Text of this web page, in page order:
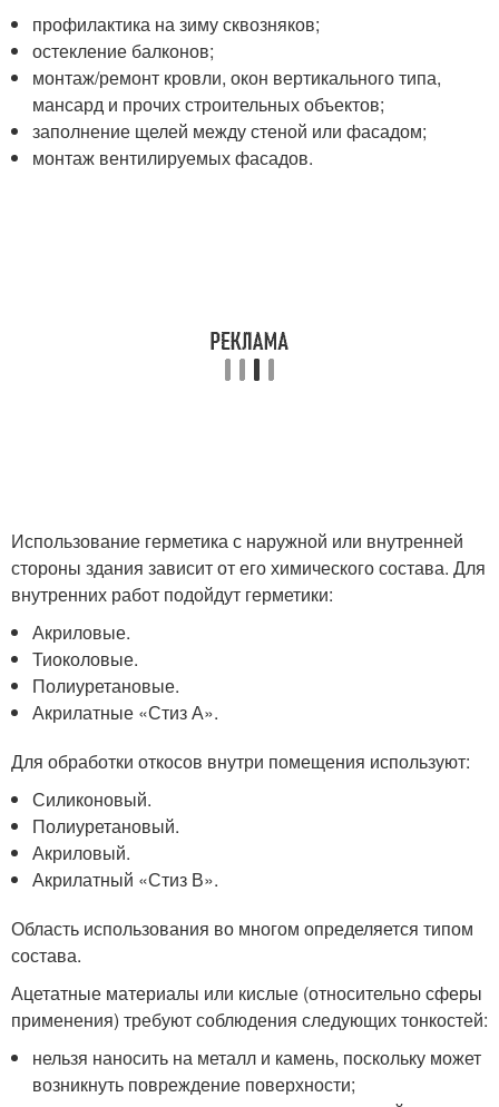
профилактика на зиму сквозняков;
остекление балконов;
монтаж/ремонт кровли, окон вертикального типа,
мансард и прочих строительных объектов;
заполнение щелей между стеной или фасадом;
монтаж вентилируемых фасадов.
Использование герметика с наружной или внутренней
стороны здания зависит от его химического состава. Для
внутренних работ подойдут герметики:
Акриловые.
Тиоколовые.
Полиуретановые.
Акрилатные «Стиз А».
Для обработки откосов внутри помещения используют:
Силиконовый.
Полиуретановый.
Акриловый.
Акрилатный «Стиз В».
Область использования во многом определяется типом
состава.
Ацетатные материалы или кислые (относительно сферы
применения) требуют соблюдения следующих тонкостей:
нельзя наносить на металл и камень, поскольку может
возникнуть повреждение поверхности;